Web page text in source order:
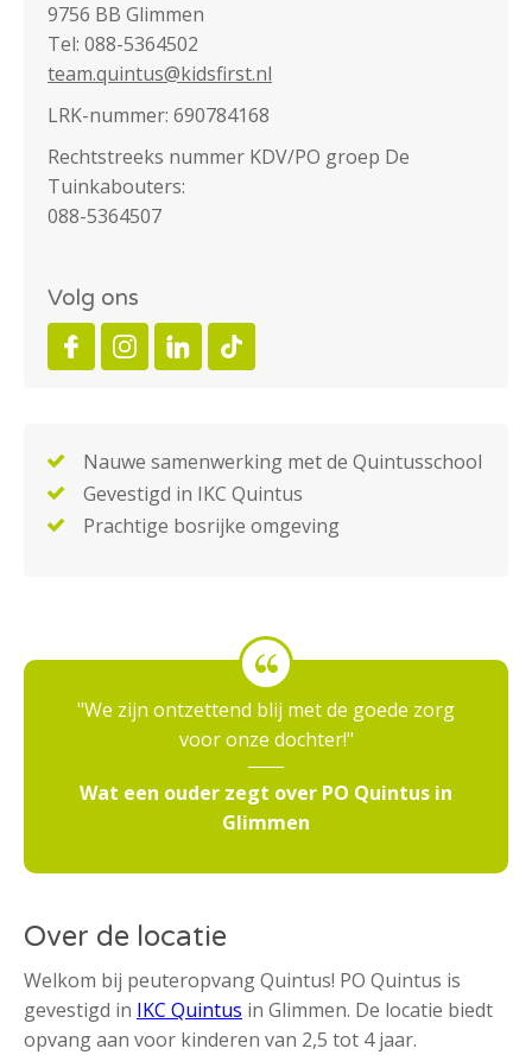
9756 BB Glimmen
Tel: 088-5364502
team.quintus@kidsfirst.nl
LRK-nummer: 690784168
Rechtstreeks nummer KDV/PO groep De
Tuinkabouters:
088-5364507
Volg ons
Nauwe samenwerking met de Quintusschool
Gevestigd in IKC Quintus
Prachtige bosrijke omgeving
We zijn ontzettend blij met de goede zorg
voor onze dochter!
Wat een ouder zegt over PO Quintus in
Glimmen
Over de locatie
Welkom bij peuteropvang Quintus! PO Quintus is
gevestigd in IKC Quintus in Glimmen. De locatie biedt
opvang aan voor kinderen van 2,5 tot 4 jaar.